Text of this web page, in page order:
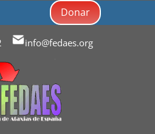
info@fedaes.org
Donar